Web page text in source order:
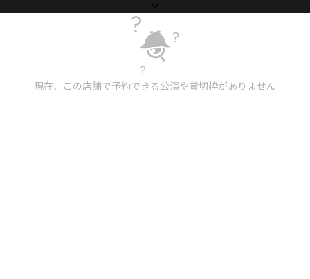
現在、この店舗で予約できる公演や貸切枠がありません